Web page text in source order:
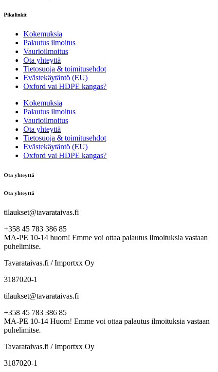
Pikalinkit
Kokemuksia
Palautus ilmoitus
Vaurioilmoitus
Ota yhteyttä
Tietosuoja & toimitusehdot
Evästekäytäntö (EU)
Oxford vai HDPE kangas?
Kokemuksia
Palautus ilmoitus
Vaurioilmoitus
Ota yhteyttä
Tietosuoja & toimitusehdot
Evästekäytäntö (EU)
Oxford vai HDPE kangas?
Ota yhteyttä
Ota yhteyttä
tilaukset@tavarataivas.fi
+358 45 783 386 85
MA-PE 10-14 huom! Emme voi ottaa palautus ilmoituksia vastaan
puhelimitse.
Tavarataivas.fi / Importxx Oy
3187020-1
tilaukset@tavarataivas.fi
+358 45 783 386 85
MA-PE 10-14 Huom! Emme voi ottaa palautus ilmoituksia vastaan
puhelimitse.
Tavarataivas.fi / Importxx Oy
3187020-1